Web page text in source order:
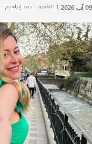
09 آب 2026 | القاهرة - أحمد إبراهيم